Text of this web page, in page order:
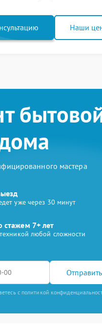
Наши
мастера
уже через 30 минут
стажем 7+ лет
любой сложности
с политикой